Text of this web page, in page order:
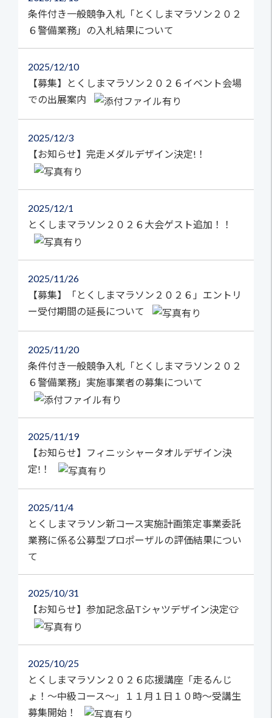
条件付き一般競争入札「とくしまマラソン２０２
６警備業務」の入札結果について
2025 12/10
【募集】とくしまマラソン２０２６イベント会場
での出展案内
2025 12/3
【お知らせ】完走メダルデザイン決定!！
2025 12/1
とくしまマラソン２０２６大会ゲスト追加！！
2025 11/26
【募集】「とくしまマラソン２０２６」エントリ
ー受付期間の延長について
2025 11/20
条件付き一般競争入札「とくしまマラソン２０２
６警備業務」実施事業者の募集について
2025 11/19
【お知らせ】フィニッシャータオルデザイン決
定!！
2025 11/4
とくしまマラソン新コース実施計画策定事業委託
業務に係る公募型プロポーザルの評価結果につい
て
2025 10/31
【お知らせ】参加記念品Tシャツデザイン決定👕
2025 10/25
とくしまマラソン２０２６応援講座「走るんじ
ょ！～中級コース～」１１月１日１０時～受講生
募集開始！